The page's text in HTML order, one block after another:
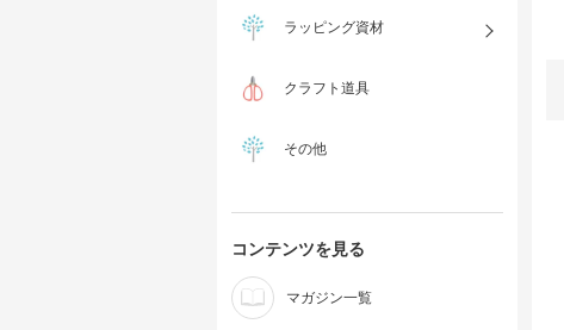
ラッピング資材
クラフト道具
その他
コンテンツを見る
マガジン一覧